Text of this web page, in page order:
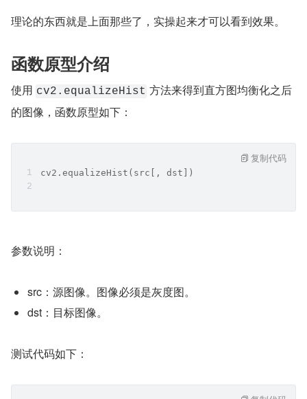
理论的东西就是上面那些了，实操起来才可以看到效果。
函数原型介绍
使用 cv2.equalizeHist 方法来得到直方图均衡化之后
的图像，函数原型如下：
cv2.equalizeHist(src[, dst])
复制代码
参数说明：
src：源图像。图像必须是灰度图。
dst：目标图像。
测试代码如下：